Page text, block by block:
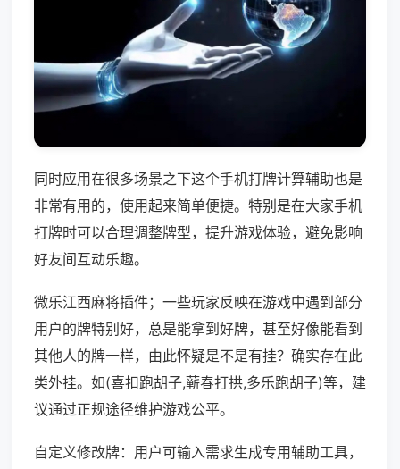
同时应用在很多场景之下这个手机打牌计算辅助也是
非常有用的，使用起来简单便捷。特别是在大家手机
打牌时可以合理调整牌型，提升游戏体验，避免影响
好友间互动乐趣。
微乐江西麻将插件；一些玩家反映在游戏中遇到部分
用户的牌特别好，总是能拿到好牌，甚至好像能看到
其他人的牌一样，由此怀疑是不是有挂？确实存在此
类外挂。如(喜扣跑胡子,蕲春打拱,多乐跑胡子)等，建
议通过正规途径维护游戏公平。
自定义修改牌：用户可输入需求生成专用辅助工具，